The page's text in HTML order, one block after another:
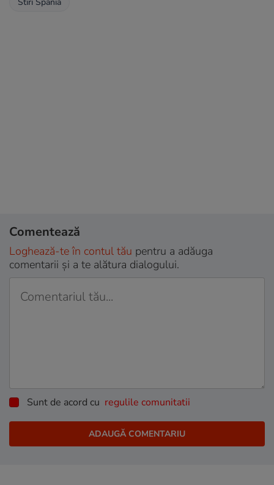
Comentează
Loghează-te în contul tău pentru a adăuga
comentarii și a te alătura dialogului.
Sunt de acord cu regulile comunitatii